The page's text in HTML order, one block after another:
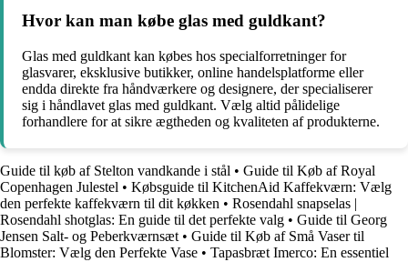
Hvor kan man købe glas med guldkant?
Glas med guldkant kan købes hos specialforretninger for
glasvarer, eksklusive butikker, online handelsplatforme eller
endda direkte fra håndværkere og designere, der specialiserer
sig i håndlavet glas med guldkant. Vælg altid pålidelige
forhandlere for at sikre ægtheden og kvaliteten af produkterne.
Guide til køb af Stelton vandkande i stål • Guide til Køb af Royal
Copenhagen Julestel • Købsguide til KitchenAid Kaffekværn: Vælg
den perfekte kaffekværn til dit køkken • Rosendahl snapselas |
Rosendahl shotglas: En guide til det perfekte valg • Guide til Georg
Jensen Salt- og Peberkværnsæt • Guide til Køb af Små Vaser til
Blomster: Vælg den Perfekte Vase • Tapasbræt Imerco: En essentiel